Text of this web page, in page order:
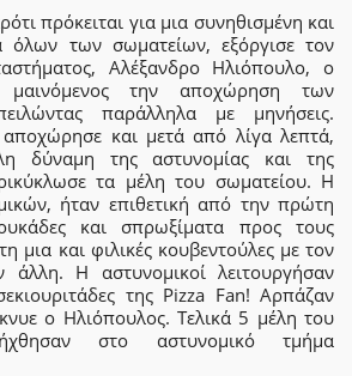
πρόκειται για μια συνηθισμένη και
όλων των σωματείων, εξόργισε τον
Αλέξανδρο Ηλιόπουλο, ο
μαινόμενος την αποχώρηση των
παράλληλα με μηνήσεις.
και μετά από λίγα λεπτά,
δύναμη της αστυνομίας και της
τα μέλη του σωματείου. Η
ήταν επιθετική από την πρώτη
και σπρωξίματα προς τους
μια και φιλικές κουβεντούλες με τον
Η αστυνομικοί λειτουργήσαν
της Pizza Fan! Αρπάζαν
ο Ηλιόπουλος. Τελικά 5 μέλη του
στο αστυνομικό τμήμα